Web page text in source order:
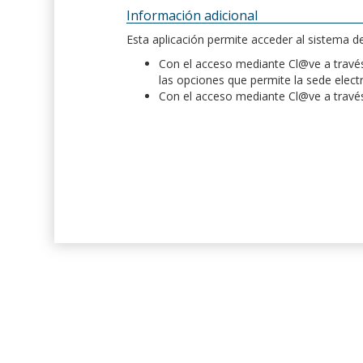
Información adicional
Esta aplicación permite acceder al sistema
Con el acceso mediante Cl@ve a
las opciones que permite la sede
Con el acceso mediante Cl@ve a